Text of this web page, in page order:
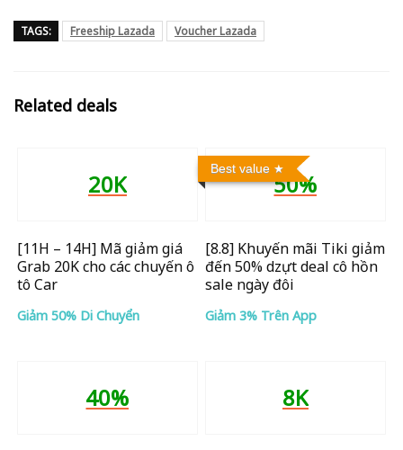
TAGS: Freeship Lazada Voucher Lazada
Related deals
20K
[11H – 14H] Mã giảm giá
Grab 20K cho các chuyến ô
tô Car
Giảm 50% Di Chuyển
Best value
50%
[8.8] Khuyến mãi Tiki giảm
đến 50% dzựt deal cô hồn
sale ngày đôi
Giảm 3% Trên App
40% 8K